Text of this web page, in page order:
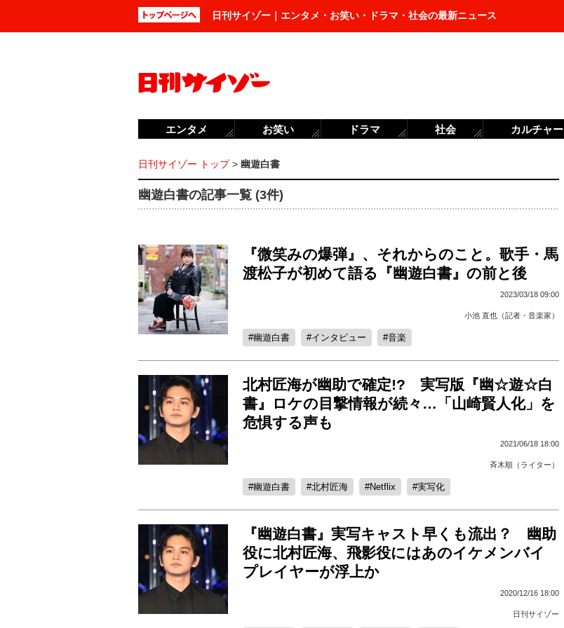
日刊サイゾー｜エンタメ・お笑い・ドラマ・社会の最新ニュース
日刊サイゾー トップ> 幽遊白書
幽遊白書の記事一覧 (3件)
『微笑みの爆弾』、それからのこと。歌手・馬
渡松子が初めて語る『幽遊白書』の前と後
2023/03/18 09:00
小池 直也（記者・音楽家）
幽遊白書 インタビュー 音楽
北村匠海が幽助で確定!? 実写版『幽☆遊☆白
書』ロケの目撃情報が続々…「山崎賢人化」を
危惧する声も
2021/06/18 18:00
斉木順（ライター）
幽遊白書 北村匠海 Netflix 実写化
『幽遊白書』実写キャスト早くも流出？ 幽助
役に北村匠海、飛影役にはあのイケメンバイ
プレイヤーが浮上か
2020/12/16 18:00
日刊サイゾー
エンタメ お笑い ドラマ 社会 カルチャー